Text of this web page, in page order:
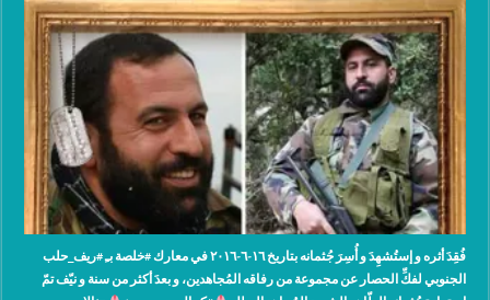
فُقِدَ أثره و إستُشهِدَ و أُسِرَ جُثمانه بتاريخ ١٦-٦-٢٠١٦ في معارك #خلصة بـِ #ريف_حلب
الجنوبي لفكِّ الحصار عن مجموعة من رفاقه المُجاهدين، و بعدَ أكثر من سنة و نيّف تمّ